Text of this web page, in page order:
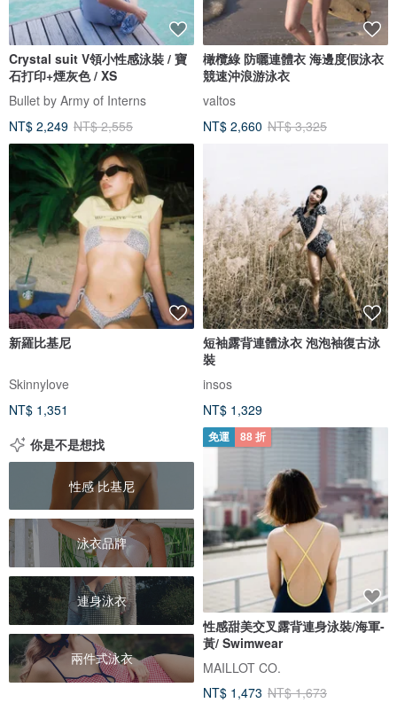
Crystal suit V領小性感泳裝 / 寶
石打印+煙灰色 / XS
Bullet by Army of Interns
NT$ 2,249 NT$ 2,555
橄欖綠 防曬連體衣 海邊度假泳衣
競速沖浪游泳衣
valtos
NT$ 2,660 NT$ 3,325
新羅比基尼
Skinnylove
NT$ 1,351
短袖露背連體泳衣 泡泡袖復古泳
裝
insos
NT$ 1,329
你是不是想找
性感 比基尼
泳衣品牌
連身泳衣
兩件式泳衣
免運 88 折
性感甜美交叉露背連身泳裝/海軍-
黃/ Swimwear
MAILLOT CO.
NT$ 1,473 NT$ 1,673